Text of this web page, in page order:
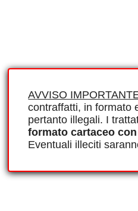
AVVISO
contraffatti, in formato
pertanto illegali. I
formato cartaceo
Eventuali illeciti